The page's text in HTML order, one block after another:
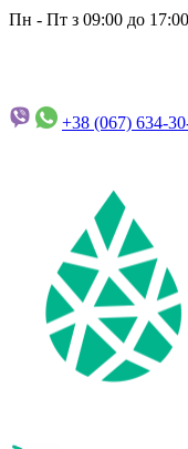
Пн - Пт з 09:00 до 17:00
+38 (067) 634-